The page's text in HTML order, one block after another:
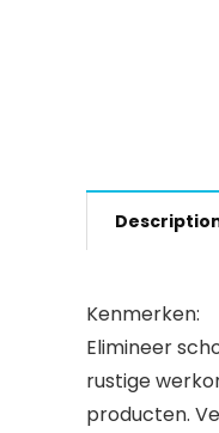
Kenmerken:
Elimineer
rustige
producten.